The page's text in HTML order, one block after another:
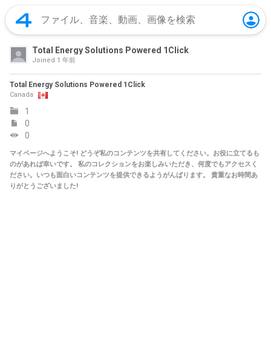
Total Energy Solutions Powered 1Click
Joined 1 年前
Total Energy Solutions Powered 1Click
Canada
1
0
0
マイページへようこそ! どうぞ私のコンテンツを共有してください。お役に立てるも
のがあれば幸いです。 私のコレクションをお楽しみいただき、何度でもアクセスく
ださい。いつも面白いコンテンツを提供できるようがんばります。 貴重なお時間あ
りがとうございました!